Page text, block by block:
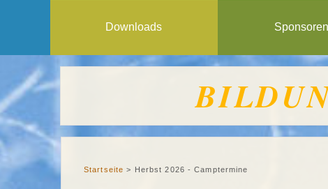
Downloads Sponsoren
Startseite > Herbst 2026 - Camptermine